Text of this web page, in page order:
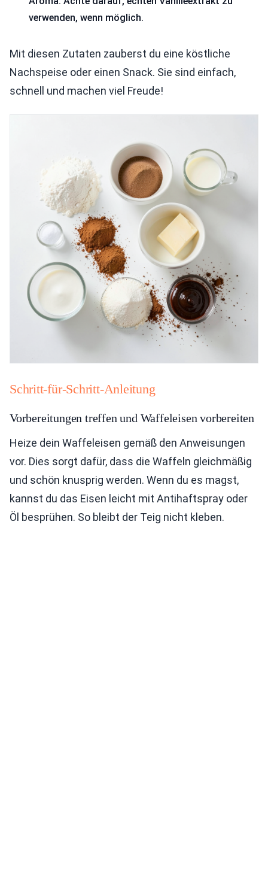
verwenden, wenn möglich.
Mit diesen Zutaten zauberst du eine köstliche
Nachspeise oder einen Snack. Sie sind einfach,
schnell und machen viel Freude!
Schritt-für-Schritt-Anleitung
Vorbereitungen treffen und Waffeleisen vorbereiten
Heize dein Waffeleisen gemäß den Anweisungen
vor. Dies sorgt dafür, dass die Waffeln gleichmäßig
und schön knusprig werden. Wenn du es magst,
kannst du das Eisen leicht mit Antihaftspray oder
Öl besprühen. So bleibt der Teig nicht kleben.